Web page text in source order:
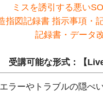
ミスを誘引する悪い
指図記録書 指示事項・
記録書・データ
受講可能な形式：【
エラーやトラブルの隠ぺ